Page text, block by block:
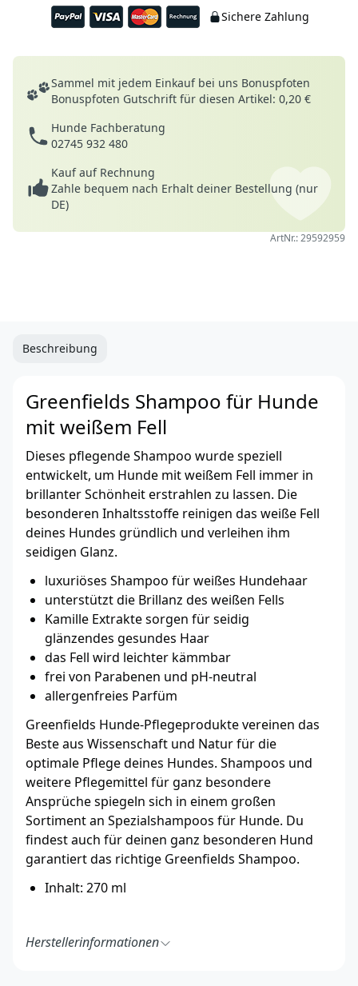
Sichere Zahlung
Deine Vorteile
Sammel mit jedem Einkauf bei uns Bonuspfoten
Bonuspfoten Gutschrift für diesen Artikel: 0,20 €
Hunde Fachberatung
02745 932 480
Kauf auf Rechnung
Zahle bequem nach Erhalt deiner Bestellung (nur
DE)
ArtNr.: 29592959
Beschreibung
Greenfields Shampoo für Hunde
mit weißem Fell
Dieses pflegende Shampoo wurde speziell
entwickelt, um Hunde mit weißem Fell immer in
brillanter Schönheit erstrahlen zu lassen. Die
besonderen Inhaltsstoffe reinigen das weiße Fell
deines Hundes gründlich und verleihen ihm
seidigen Glanz.
luxuriöses Shampoo für weißes Hundehaar
unterstützt die Brillanz des weißen Fells
Kamille Extrakte sorgen für seidig
glänzendes gesundes Haar
das Fell wird leichter kämmbar
frei von Parabenen und pH-neutral
allergenfreies Parfüm
Greenfields Hunde-Pflegeprodukte vereinen das
Beste aus Wissenschaft und Natur für die
optimale Pflege deines Hundes. Shampoos und
weitere Pflegemittel für ganz besondere
Ansprüche spiegeln sich in einem großen
Sortiment an Spezialshampoos für Hunde. Du
findest auch für deinen ganz besonderen Hund
garantiert das richtige Greenfields Shampoo.
Inhalt: 270 ml
Herstellerinformationen